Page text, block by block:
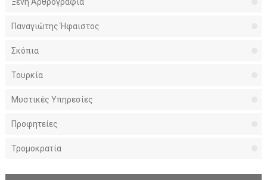
Παναγιώτης Ήφαιστος
Σκόπια
Τουρκία
Μυστικές Υπηρεσίες
Προφητείες
Τρομοκρατία